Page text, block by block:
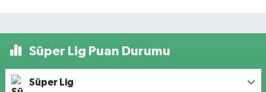
Süper Lig Puan Durumu
Süper Lig